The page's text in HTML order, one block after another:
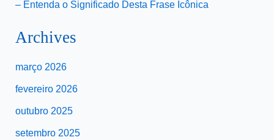
– Entenda o Significado Desta Frase Icônica
Archives
março 2026
fevereiro 2026
outubro 2025
setembro 2025